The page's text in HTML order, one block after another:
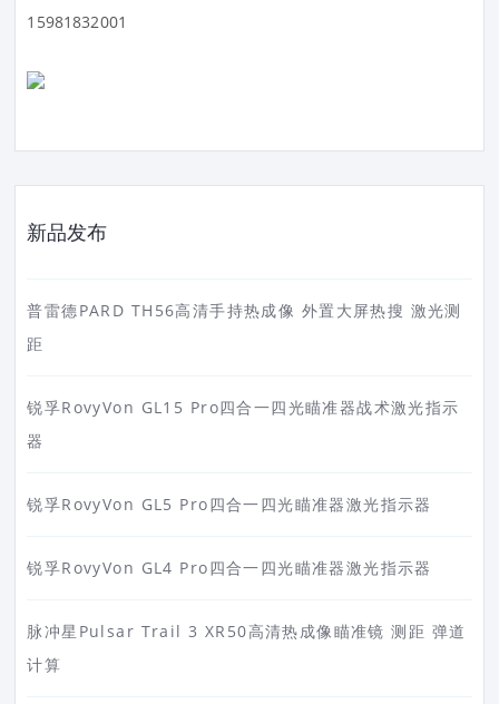
15981832001
新品发布
普雷德PARD TH56高清手持热成像 外置大屏热搜 激光测
距
锐孚RovyVon GL15 Pro四合一四光瞄准器战术激光指示
器
锐孚RovyVon GL5 Pro四合一四光瞄准器激光指示器
锐孚RovyVon GL4 Pro四合一四光瞄准器激光指示器
脉冲星Pulsar Trail 3 XR50高清热成像瞄准镜 测距 弹道
计算